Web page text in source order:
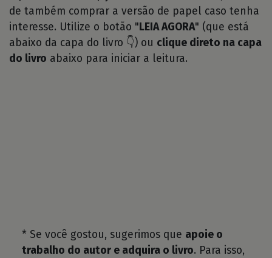
de também comprar a versão de papel caso tenha
interesse. Utilize o botão " LEIA AGORA" (que está
abaixo da capa do livro 👇) ou clique direto na capa
do livro abaixo para iniciar a leitura.
* Se você gostou, sugerimos que apoie o
trabalho do autor e adquira o livro. Para isso,